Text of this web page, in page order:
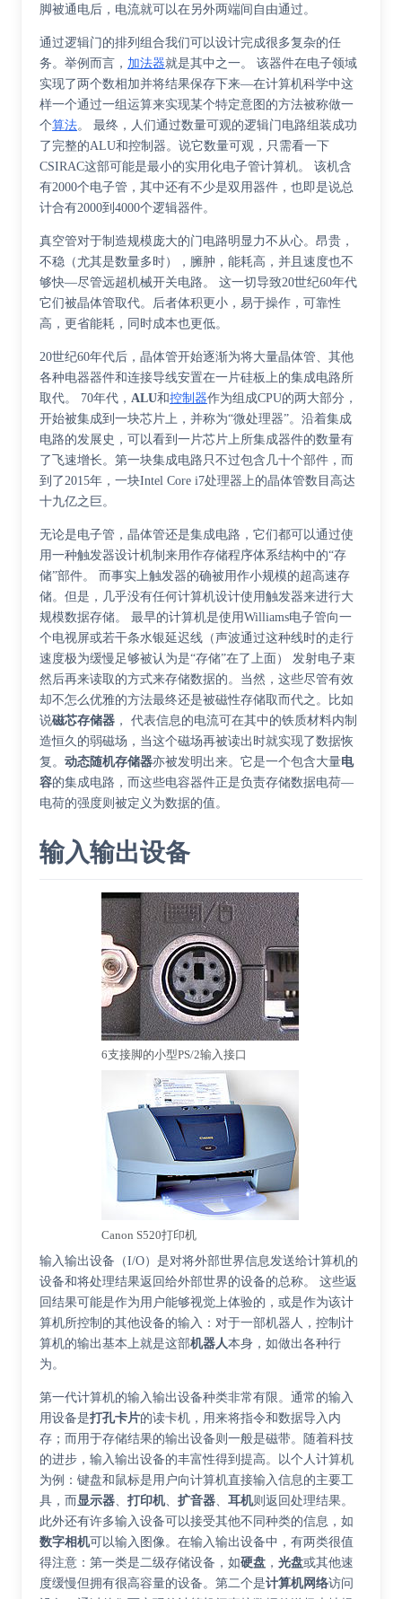
脚被通电后，电流就可以在另外两端间自由通过。
通过逻辑门的排列组合我们可以设计完成很多复杂的任
务。举例而言， 加法器就是其中之一。 该器件在电子领域
实现了两个数相加并将结果保存下来—在计算机科学中这
样一个通过一组运算来实现某个特定意图的方法被称做一
个算法。 最终，人们通过数量可观的逻辑门电路组装成功
了完整的ALU和控制器。说它数量可观，只需看一下
CSIRAC这部可能是最小的实用化电子管计算机。 该机含
有2000个电子管，其中还有不少是双用器件，也即是说总
计合有2000到4000个逻辑器件。
真空管对于制造规模庞大的门电路明显力不从心。昂贵，
不稳（尤其是数量多时），臃肿，能耗高，并且速度也不
够快—尽管远超机械开关电路。 这一切导致20世纪60年代
它们被晶体管取代。后者体积更小，易于操作，可靠性
高，更省能耗，同时成本也更低。
20世纪60年代后，晶体管开始逐渐为将大量晶体管、其他
各种电器器件和连接导线安置在一片硅板上的集成电路所
取代。 70年代， ALU和控制器作为组成CPU的两大部分，
开始被集成到一块芯片上，并称为“微处理器”。沿着集成
电路的发展史，可以看到一片芯片上所集成器件的数量有
了飞速增长。第一块集成电路只不过包含几十个部件，而
到了2015年，一块Intel Core i7处理器上的晶体管数目高达
十九亿之巨。
无论是电子管，晶体管还是集成电路，它们都可以通过使
用一种触发器设计机制来用作存储程序体系结构中的“存
储”部件。 而事实上触发器的确被用作小规模的超高速存
储。但是，几乎没有任何计算机设计使用触发器来进行大
规模数据存储。 最早的计算机是使用Williams电子管向一
个电视屏或若干条水银延迟线（声波通过这种线时的走行
速度极为缓慢足够被认为是“存储”在了上面） 发射电子束
然后再来读取的方式来存储数据的。当然，这些尽管有效
却不怎么优雅的方法最终还是被磁性存储取而代之。比如
说磁芯存储器 ， 代表信息的电流可在其中的铁质材料内制
造恒久的弱磁场，当这个磁场再被读出时就实现了数据恢
复。 动态随机存储器亦被发明出来。它是一个包含大量电
容的集成电路，而这些电容器件正是负责存储数据电荷—
电荷的强度则被定义为数据的值。
输入输出设备
6支接脚的小型PS/2输入接口
Canon S520打印机
输入输出设备（I/O）是对将外部世界信息发送给计算机的
设备和将处理结果返回给外部世界的设备的总称。 这些返
回结果可能是作为用户能够视觉上体验的，或是作为该计
算机所控制的其他设备的输入：对于一部机器人，控制计
算机的输出基本上就是这部机器人本身，如做出各种行
为。
第一代计算机的输入输出设备种类非常有限。通常的输入
用设备是打孔卡片的读卡机，用来将指令和数据导入内
存；而用于存储结果的输出设备则一般是磁带。随着科技
的进步，输入输出设备的丰富性得到提高。以个人计算机
为例：键盘和鼠标是用户向计算机直接输入信息的主要工
具，而显示器、 打印机、 扩音器、 耳机则返回处理结果。
此外还有许多输入设备可以接受其他不同种类的信息，如
数字相机可以输入图像。在输入输出设备中，有两类很值
得注意：第一类是二级存储设备，如硬盘 ， 光盘或其他速
度缓慢但拥有很高容量的设备。第二个是计算机网络访问